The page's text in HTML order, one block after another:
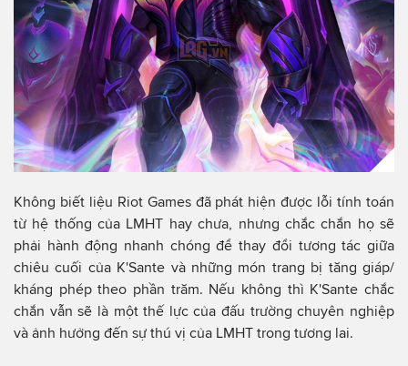
Không biết liệu Riot Games đã phát hiện được lỗi tính toán
từ hệ thống của LMHT hay chưa, nhưng chắc chắn họ sẽ
phải hành động nhanh chóng để thay đổi tương tác giữa
chiêu cuối của K'Sante và những món trang bị tăng giáp/
kháng phép theo phần trăm. Nếu không thì K'Sante chắc
chắn vẫn sẽ là một thế lực của đấu trường chuyên nghiệp
và ảnh hưởng đến sự thú vị của LMHT trong tương lai.